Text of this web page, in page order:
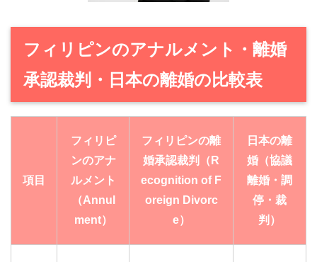
フィリピンのアナルメント・離婚
承認裁判・日本の離婚の比較表
項目
フィリピ
ンのアナ
ルメント
（Annul
ment）
フィリピンの離
婚承認裁判（R
ecognition of F
oreign Divorc
e）
日本の離
婚（協議
離婚・調
停・裁
判）